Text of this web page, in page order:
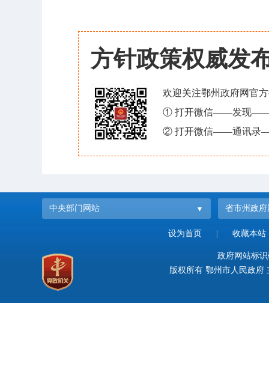
方针政策权威发
欢迎关注鄂州政府网官
① 打开微信——发现——
② 打开微信——通讯录
中央部门网站 省市州政府
设为首页 收藏本站
政府网站标
版权所有 鄂州市人民政府